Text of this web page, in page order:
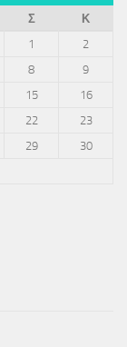
Σ
Κ
1
2
8
9
15
16
22
23
29
30